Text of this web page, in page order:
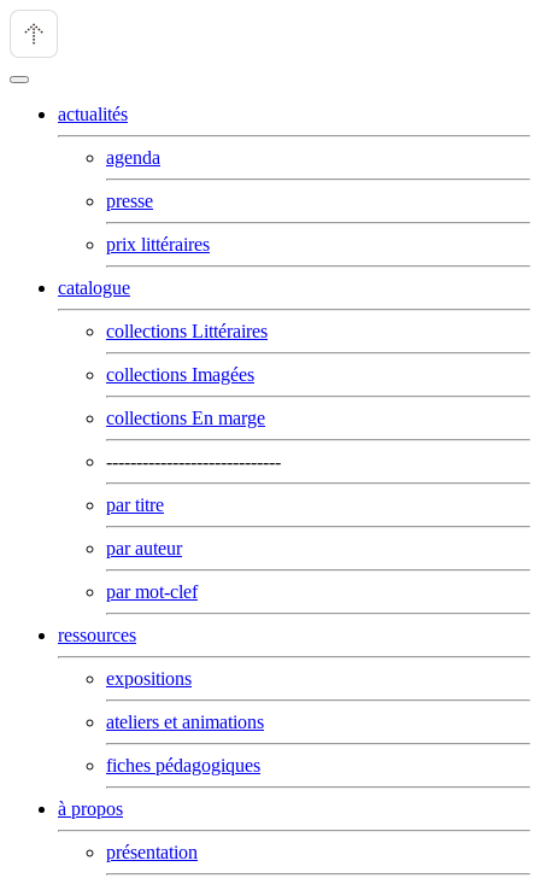
actualités
agenda
presse
prix littéraires
catalogue
collections Littéraires
collections Imagées
collections En marge
-----------------------------
par titre
par auteur
par mot-clef
ressources
expositions
ateliers et animations
fiches pédagogiques
à propos
présentation